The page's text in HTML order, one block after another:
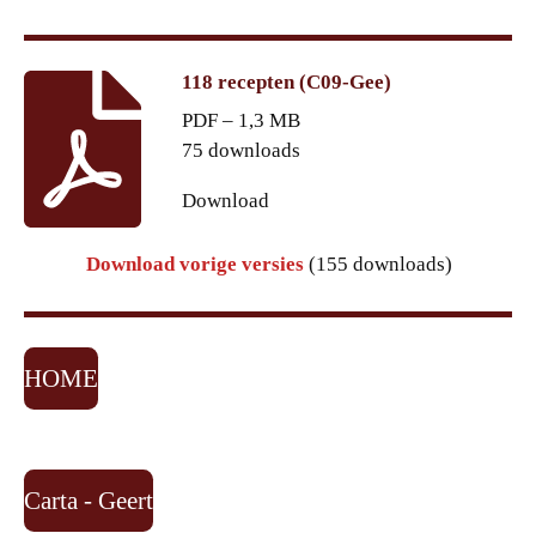
118 recepten (C09-Gee)
PDF – 1,3 MB
75 downloads
Download
Download vorige versies (155 downloads)
HOME
Carta - Geert